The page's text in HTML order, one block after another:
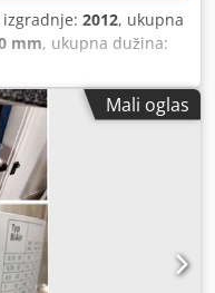
izgradnje: 2012, ukupna
mm, ukupna dužina:
Mali oglas